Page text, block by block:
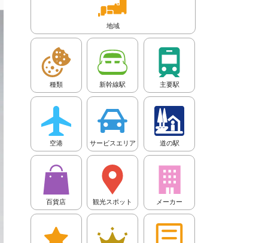
地域
種類 新幹線駅 主要駅
空港 サービスエリア 道の駅
百貨店 観光スポット メーカー